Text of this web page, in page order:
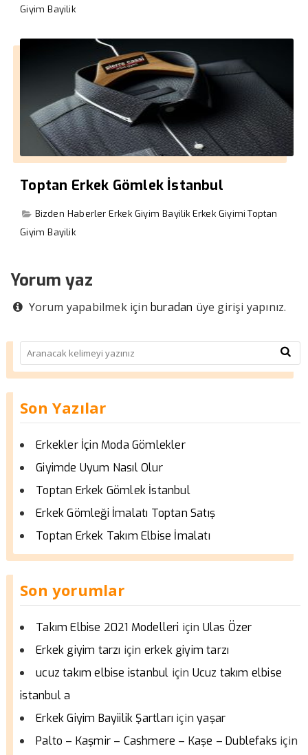
Giyim Bayilik
Toptan Erkek Gömlek İstanbul
Bizden Haberler Erkek Giyim Bayilik Erkek Giyimi Toptan
Giyim Bayilik
Yorum yaz
Yorum yapabilmek için buradan üye girişi yapınız.
Son Yazılar
Erkekler İçin Moda Gömlekler
Giyimde Uyum Nasıl Olur
Toptan Erkek Gömlek İstanbul
Erkek Gömleği İmalatı Toptan Satış
Toptan Erkek Takım Elbise İmalatı
Son yorumlar
Takım Elbise 2021 Modelleri için Ulas Özer
Erkek giyim tarzı için erkek giyim tarzı
ucuz takım elbise istanbul için Ucuz takım elbise
istanbul a
Erkek Giyim Bayiilik Şartları içinyaşar
Palto – Kaşmir – Cashmere – Kaşe – Dublefaks için